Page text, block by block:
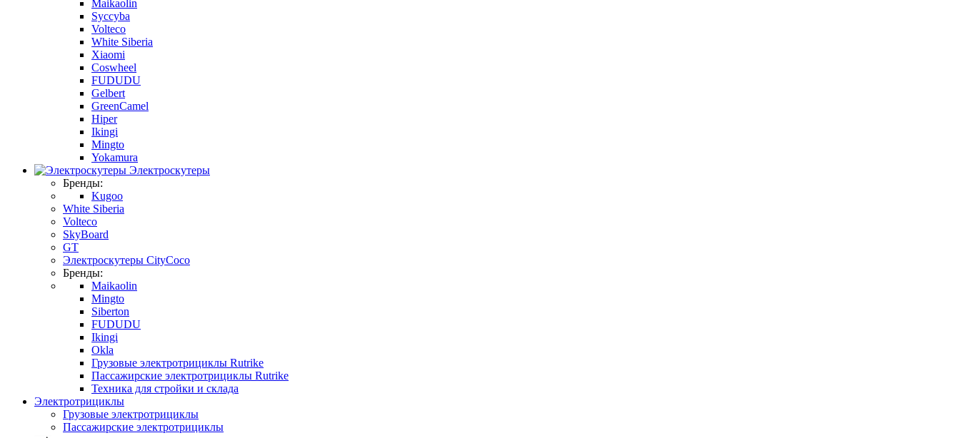
Maikaolin
Syccyba
Volteco
White Siberia
Xiaomi
Coswheel
FUDUDU
Gelbert
GreenCamel
Hiper
Ikingi
Mingto
Yokamura
Электроскутеры
Бренды:
Kugoo
White Siberia
Volteco
SkyBoard
GT
Электроскутеры CityCoco
Бренды:
Maikaolin
Mingto
Siberton
FUDUDU
Ikingi
Okla
Грузовые электротрициклы Rutrike
Пассажирские электротрициклы Rutrike
Техника для стройки и склада
Электротрициклы
Грузовые электротрициклы
Пассажирские электротрициклы